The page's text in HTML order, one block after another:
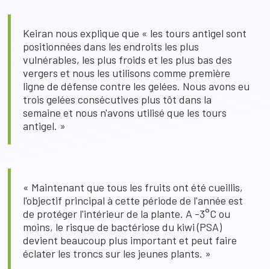
Keiran nous explique que « les tours antigel sont
positionnées dans les endroits les plus
vulnérables, les plus froids et les plus bas des
vergers et nous les utilisons comme première
ligne de défense contre les gelées. Nous avons eu
trois gelées consécutives plus tôt dans la
semaine et nous n'avons utilisé que les tours
antigel. »
« Maintenant que tous les fruits ont été cueillis,
l'objectif principal à cette période de l'année est
de protéger l'intérieur de la plante. A -3°C ou
moins, le risque de bactériose du kiwi (PSA)
devient beaucoup plus important et peut faire
éclater les troncs sur les jeunes plants. »